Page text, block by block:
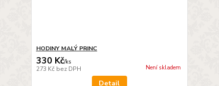
HODINY MALÝ PRINC
330 Kč/ks
273 Kč bez DPH Není skladem
Detail